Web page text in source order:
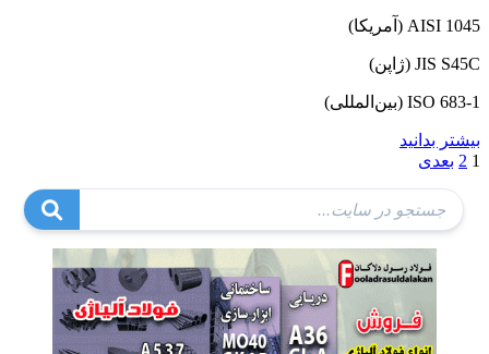
AISI 1045 (آمریکا)
JIS S45C (ژاپن)
ISO 683-1 (بین‌المللی)
بیشتر بدانید
صفحه‌بندی
نوشته‌ها
1
2 بعدی